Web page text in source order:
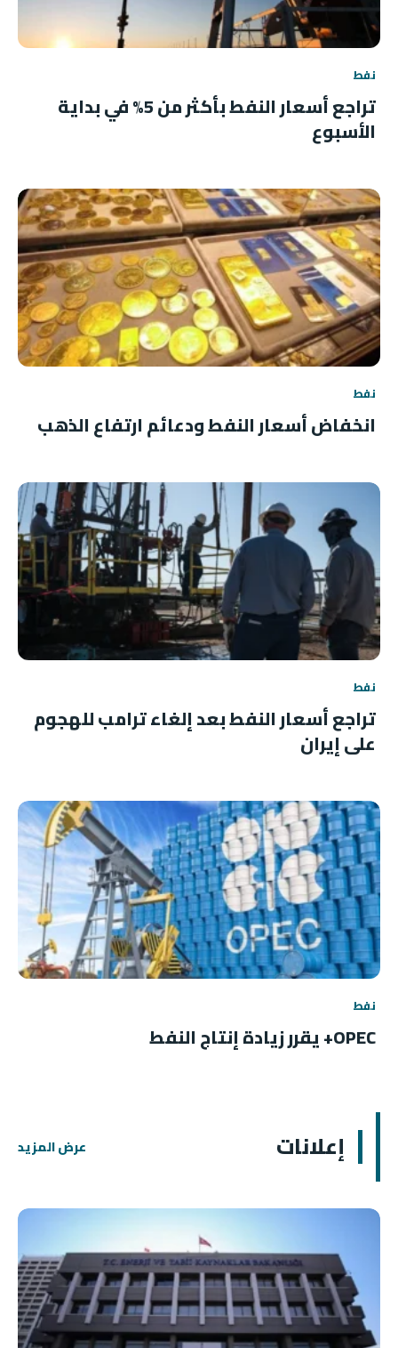
نفط
تراجع أسعار النفط بأكثر من 5% في بداية
الأسبوع
نفط
انخفاض أسعار النفط ودعائم ارتفاع الذهب
نفط
تراجع أسعار النفط بعد إلغاء ترامب للهجوم
على إيران
نفط
OPEC+ يقرر زيادة إنتاج النفط
إعلانات عرض المزيد